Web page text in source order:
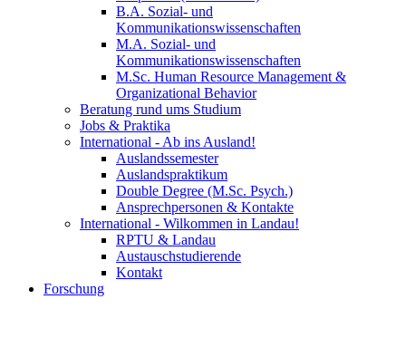
B.A. Sozial- und
Kommunikationswissenschaften
M.A. Sozial- und
Kommunikationswissenschaften
M.Sc. Human Resource Management &
Organizational Behavior
Beratung rund ums Studium
Jobs & Praktika
International - Ab ins Ausland!
Auslandssemester
Auslandspraktikum
Double Degree (M.Sc. Psych.)
Ansprechpersonen & Kontakte
International - Wilkommen in Landau!
RPTU & Landau
Austauschstudierende
Kontakt
Forschung